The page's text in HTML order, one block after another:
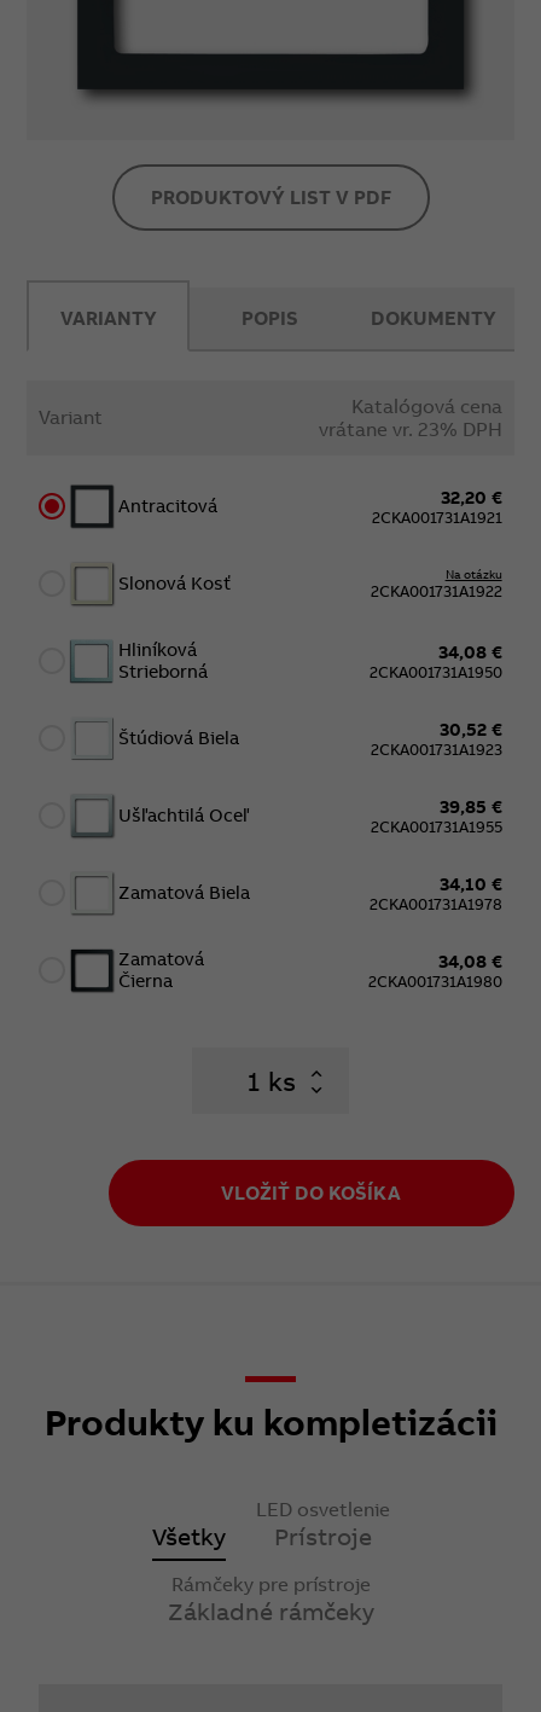
PRODUKTOVÝ LIST V PDF
VARIANTY
Variant
Katalógová cena
vrátane vr. 23% DPH
Antracitová 32,20 €
2CKA001731A1921
Slonová Kosť Na otázku
2CKA001731A1922
Hliníková
Strieborná
34,08 €
2CKA001731A1950
Štúdiová Biela 30,52 €
2CKA001731A1923
Ušľachtilá Oceľ 39,85 €
2CKA001731A1955
Zamatová Biela 34,10 €
2CKA001731A1978
Zamatová
Čierna
34,08 €
2CKA001731A1980
ks
VLOŽIŤ DO KOŠÍKA
POPIS DOKUMENTY
Produkty ku kompletizácii
Všetky
LED osvetlenie
Prístroje
Rámčeky pre prístroje
Základné rámčeky